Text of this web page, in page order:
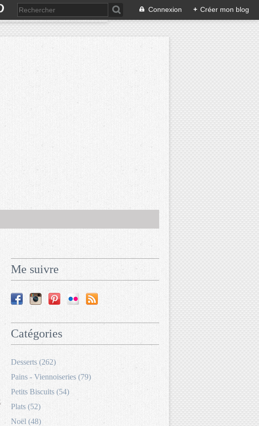
Connexion + Créer mon blog
Me suivre
Catégories
Desserts (262)
Pains - Viennoiseries (79)
Petits Biscuits (54)
Plats (52)
Noël (48)